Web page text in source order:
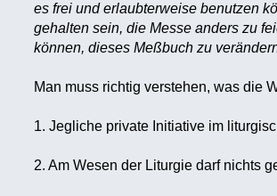
es frei und erlaubterweise benutzen
gehalten sein, die Messe anders zu
können, dieses Meßbuch zu
Man muss richtig verstehen, was die
1. Jegliche private Initiative im
2. Am Wesen der Liturgie darf nichts